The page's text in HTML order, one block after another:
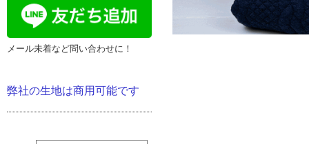
メール未着など問い合わせに！
弊社の生地は商用可能です